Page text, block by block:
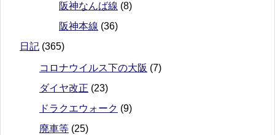
阪神なんば線 (8)
阪神本線 (36)
日記 (365)
コロナウイルス下の大阪 (7)
ダイヤ改正 (23)
ドラクエウォーク (9)
廃車等 (25)